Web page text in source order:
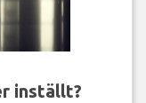
inställt?